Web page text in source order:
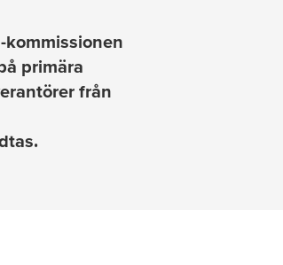
kommissionen
primära
från